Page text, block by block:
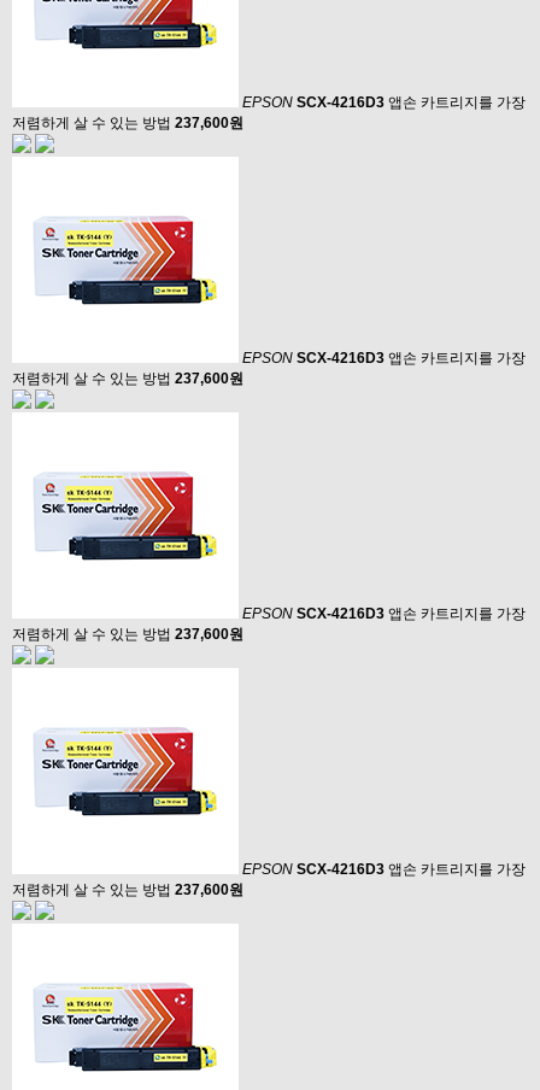
EPSON SCX-4216D3 앱손 카트리지를 가장
저렴하게 살 수 있는 방법 237,600원
EPSON SCX-4216D3 앱손 카트리지를 가장
저렴하게 살 수 있는 방법 237,600원
EPSON SCX-4216D3 앱손 카트리지를 가장
저렴하게 살 수 있는 방법 237,600원
EPSON SCX-4216D3 앱손 카트리지를 가장
저렴하게 살 수 있는 방법 237,600원